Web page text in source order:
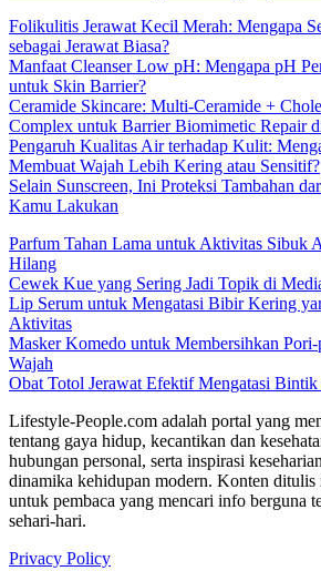
Folikulitis Jerawat Kecil Merah: Mengapa
sebagai Jerawat Biasa?
Manfaat Cleanser Low pH: Mengapa pH
untuk Skin Barrier?
Ceramide Skincare: Multi-Ceramide +
Complex untuk Barrier Biomimetic Repair
Pengaruh Kualitas Air terhadap Kulit:
Membuat Wajah Lebih Kering atau Sensitif?
Selain Sunscreen, Ini Proteksi Tambahan
Kamu Lakukan
Parfum Tahan Lama untuk Aktivitas Sibuk
Hilang
Cewek Kue yang Sering Jadi Topik di
Lip Serum untuk Mengatasi Bibir Kering
Aktivitas
Masker Komedo untuk Membersihkan
Wajah
Obat Totol Jerawat Efektif Mengatasi
Lifestyle-People.com adalah portal yang
tentang gaya hidup, kecantikan dan
hubungan personal, serta inspirasi
dinamika kehidupan modern. Konten ditulis
untuk pembaca yang mencari info berguna
sehari-hari.
Privacy Policy